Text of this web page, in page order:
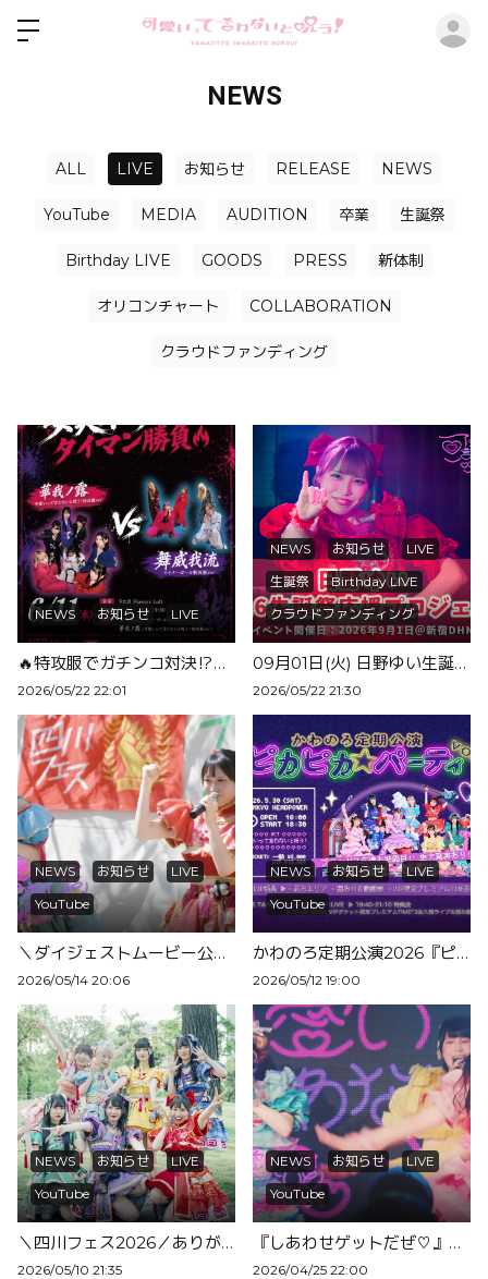
NEWS
ALL LIVE お知らせ RELEASE NEWS
YouTube MEDIA AUDITION 卒業 生誕祭
Birthday LIVE GOODS PRESS 新体制
オリコンチャート COLLABORATION
クラウドファンディング
NEWS お知らせ LIVE
🔥特攻服でガチンコ対決⁉️『女美不夢学園タイマン勝負🔥』開催決定！
2026/05/22 22:01
NEWS お知らせ
LIVE
生誕祭
Birthday LIVE
クラウドファンディング
09月01日(火) 日野ゆい生誕祭@新宿DHNoA開催＆クラウドファンディングのお知らせ
2026/05/22 21:30
NEWS お知らせ
LIVE
YouTube
＼ダイジェストムービー公開！／頂マーラータン公式アンバサダー初お仕事の日
2026/05/14 20:06
NEWS お知らせ
LIVE
YouTube
かわのろ定期公演2026『ピカピカ☆パーティ vol.1』開催決定！
2026/05/12 19:00
NEWS お知らせ
LIVE
YouTube
＼四川フェス2026／ありがとうございました！
2026/05/10 21:35
NEWS お知らせ
LIVE
YouTube
『しあわせゲットだぜ♡』ライブ映像を公開！
2026/04/25 22:00